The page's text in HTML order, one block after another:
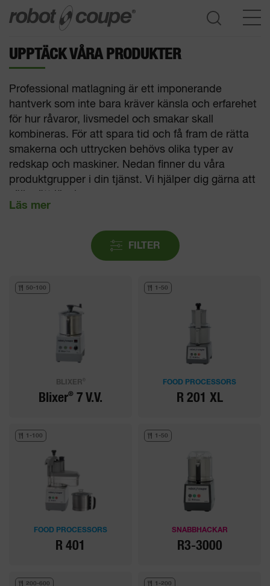
UPPTÄCK VÅRA PRODUKTER
Professional matlagning är ett imponerande
hantverk som inte bara kräver känsla och erfarehet
för hur råvaror, livsmedel och smakar skall
kombineras. För att spara tid och få fram de rätta
smakerna och uttrycken behövs olika typer av
redskap och maskiner. Nedan finner du våra
produktgrupper i din tjänst. Vi hjälper dig gärna att
FILTER
50-100
BLIXER
Blixer® 7 V.V.
1-50
FOOD PROCESSORS
R 201 XL
1-100
FOOD PROCESSORS
R 401
1-50
SNABBHACKAR
R3-3000
200-600 1-200
Öppna produktguide